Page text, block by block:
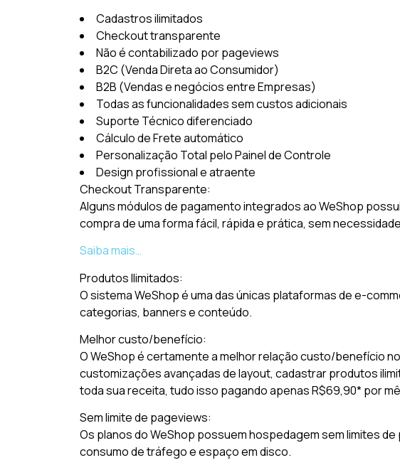
Cadastros ilimitados
Checkout transparente
Não é contabilizado por pageviews
B2C (Venda Direta ao Consumidor)
B2B (Vendas e negócios entre Empresas)
Todas as funcionalidades sem custos adicionais
Suporte Técnico diferenciado
Cálculo de Frete automático
Personalização Total pelo Painel de Controle
Design profissional e atraente
Checkout Transparente:
Alguns módulos de pagamento integrados ao WeShop
compra de uma forma fácil, rápida e prática, sem
Saiba mais…
Produtos Ilimitados:
O sistema WeShop é uma das únicas plataformas de e-
categorias, banners e conteúdo.
Melhor custo/benefício:
O WeShop é certamente a melhor relação custo/benefício
customizações avançadas de layout, cadastrar produtos
toda sua receita, tudo isso pagando apenas R$69,90* por
Sem limite de pageviews:
Os planos do WeShop possuem hospedagem sem limites
consumo de tráfego e espaço em disco.